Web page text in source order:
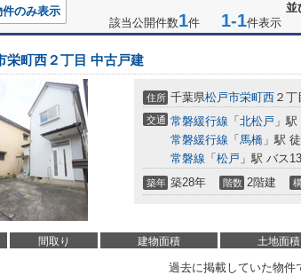
並
件のみ表示
該当公開件数1件 1-1件表示
栄町西２丁目 中古戸建
住所 千葉県松戸市栄町西 ２丁
交通 常磐緩行線 「 北松戸 」
常磐緩行線 「 馬橋 」駅
常磐線 「 松戸 」駅 バス
築年 築28年 階数 2階建
間取り 建物面積 土地面積
過去に掲載していた物件